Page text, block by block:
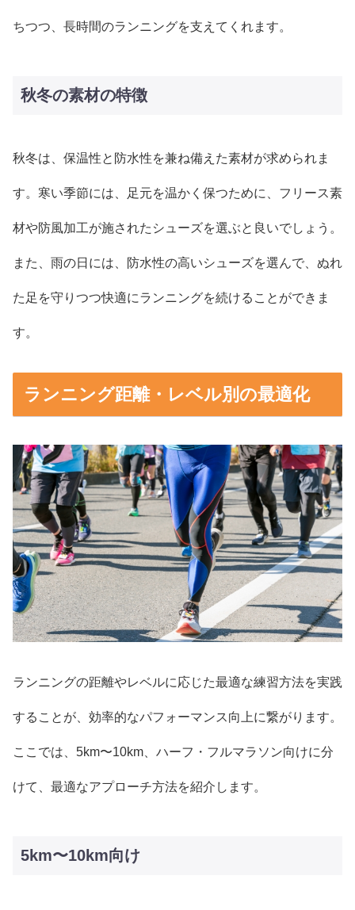
ちつつ、長時間のランニングを支えてくれます。
秋冬の素材の特徴
秋冬は、保温性と防水性を兼ね備えた素材が求められま
す。寒い季節には、足元を温かく保つために、フリース素
材や防風加工が施されたシューズを選ぶと良いでしょう。
また、雨の日には、防水性の高いシューズを選んで、ぬれ
た足を守りつつ快適にランニングを続けることができま
す。
ランニング距離・レベル別の最適化
ランニングの距離やレベルに応じた最適な練習方法を実践
することが、効率的なパフォーマンス向上に繋がります。
ここでは、5km〜10km、ハーフ・フルマラソン向けに分
けて、最適なアプローチ方法を紹介します。
5km〜10km向け